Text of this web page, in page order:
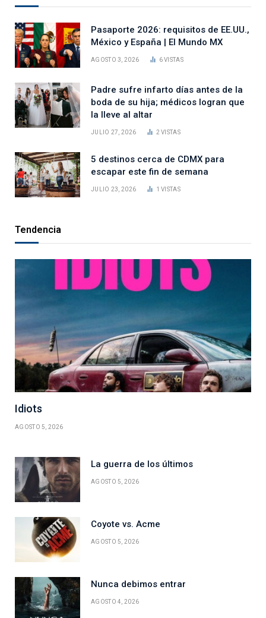
Pasaporte 2026: requisitos de EE.UU.,
México y España | El Mundo MX
AGOSTO 3, 2026 6VISTAS
Padre sufre infarto días antes de la
boda de su hija; médicos logran que
la lleve al altar
JULIO 27, 2026 2VISTAS
5 destinos cerca de CDMX para
escapar este fin de semana
JULIO 23, 2026 1VISTAS
Tendencia
Idiots
AGOSTO 5, 2026
La guerra de los últimos
AGOSTO 5, 2026
Coyote vs. Acme
AGOSTO 5, 2026
Nunca debimos entrar
AGOSTO 4, 2026